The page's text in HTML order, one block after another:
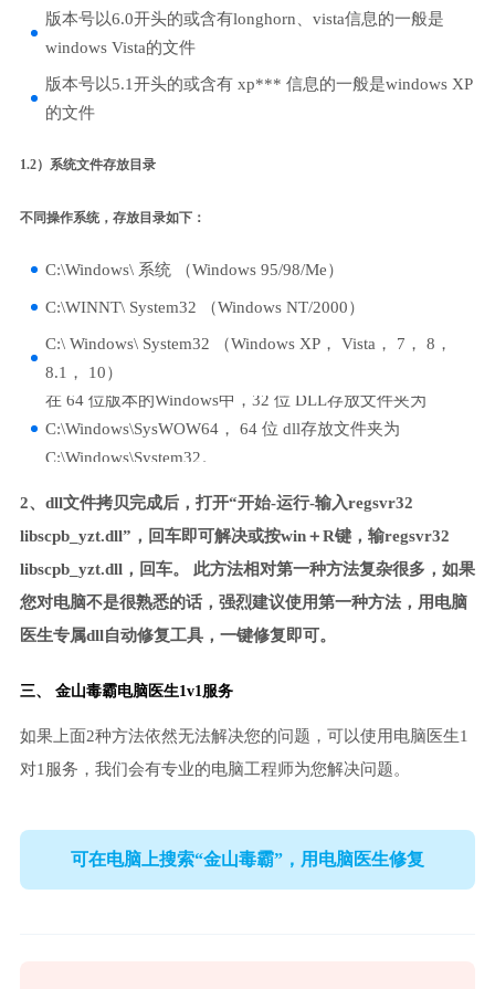
版本号以6.0开头的或含有longhorn、vista信息的一般是
windows Vista的文件
版本号以5.1开头的或含有 xp*** 信息的一般是windows XP
的文件
1.2）系统文件存放目录
不同操作系统，存放目录如下：
C:\Windows\ 系统 （Windows 95/98/Me）
C:\WINNT\ System32 （Windows NT/2000）
C:\ Windows\ System32 （Windows XP， Vista， 7， 8，
8.1， 10）
在 64 位版本的Windows中，32 位 DLL存放文件夹为
C:\Windows\SysWOW64， 64 位 dll存放文件夹为
C:\Windows\System32。
2、dll文件拷贝完成后，打开“开始-运行-输入regsvr32
libscpb_yzt.dll”，回车即可解决或按win＋R键，输regsvr32
libscpb_yzt.dll，回车。 此方法相对第一种方法复杂很多，如果
您对电脑不是很熟悉的话，强烈建议使用第一种方法，用电脑
医生专属dll自动修复工具，一键修复即可。
三、 金山毒霸电脑医生1v1服务
如果上面2种方法依然无法解决您的问题，可以使用电脑医生1
对1服务，我们会有专业的电脑工程师为您解决问题。
可在电脑上搜索“金山毒霸”，用电脑医生修复